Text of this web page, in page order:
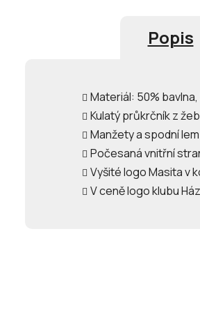
Popis
Materiál: 50%
Kulatý průkrčník z
Manžety a spodní
Počesaná vnitřní
Vyšité logo Masita v
V ceně logo klubu